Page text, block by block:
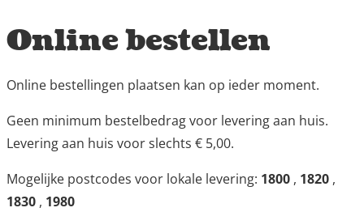
Online bestellen
Online bestellingen plaatsen kan op ieder moment.
Geen minimum bestelbedrag voor levering aan huis.
Levering aan huis voor slechts € 5,00.
Mogelijke postcodes voor lokale levering: 1800 , 1820 ,
1830 , 1980